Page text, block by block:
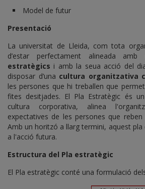
Model de futur
Presentació
La universitat de Lleida, com tota
d’estar perfectament alineada
estratègics i amb la seua acció del
disposar d’una cultura organitzativa
les persones que hi treballen que
fites desitjades. El Pla Estratègic és
cultura corporativa, alinea
expectatives de les persones que
Amb un horitzó a llarg termini, aquest pla
a l'acció futura.
Estructura del Pla estratègic
El Pla estratègic conté una formulació